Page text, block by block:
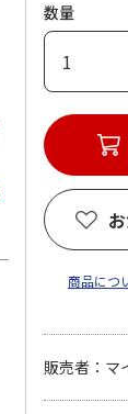
数量
商品につ
販売者：マ